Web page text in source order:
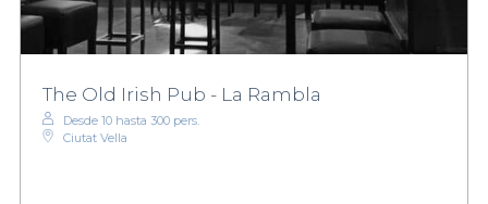
The Old Irish Pub - La Rambla
Desde 10 hasta 300 pers.
Ciutat Vella